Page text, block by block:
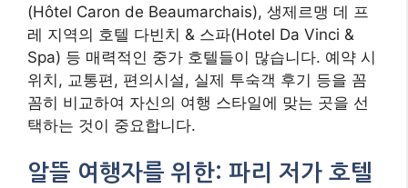
(Hôtel Caron de Beaumarchais), 생제르맹 데 프
레 지역의 호텔 다빈치 & 스파(Hotel Da Vinci &
Spa) 등 매력적인 중가 호텔들이 많습니다. 예약 시
위치, 교통편, 편의시설, 실제 투숙객 후기 등을 꼼
꼼히 비교하여 자신의 여행 스타일에 맞는 곳을 선
택하는 것이 중요합니다.
알뜰 여행자를 위한: 파리 저가 호텔